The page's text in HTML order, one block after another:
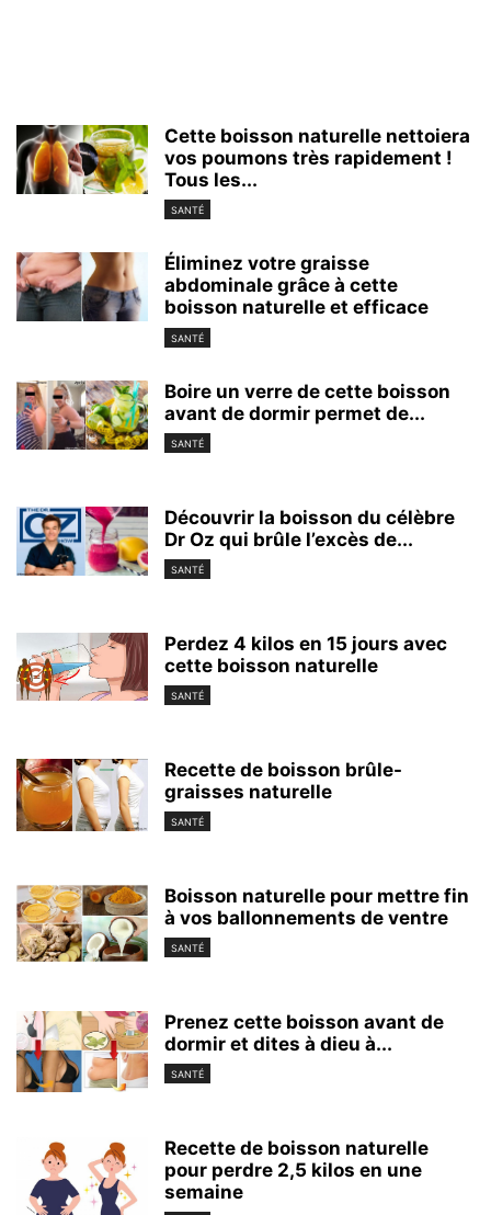
Cette boisson naturelle nettoiera
vos poumons très rapidement !
Tous les...
SANTÉ
Éliminez votre graisse
abdominale grâce à cette
boisson naturelle et efficace
SANTÉ
Boire un verre de cette boisson
avant de dormir permet de...
SANTÉ
Découvrir la boisson du célèbre
Dr Oz qui brûle l’excès de...
SANTÉ
Perdez 4 kilos en 15 jours avec
cette boisson naturelle
SANTÉ
Recette de boisson brûle-
graisses naturelle
SANTÉ
Boisson naturelle pour mettre fin
à vos ballonnements de ventre
SANTÉ
Prenez cette boisson avant de
dormir et dites à dieu à...
SANTÉ
Recette de boisson naturelle
pour perdre 2,5 kilos en une
semaine